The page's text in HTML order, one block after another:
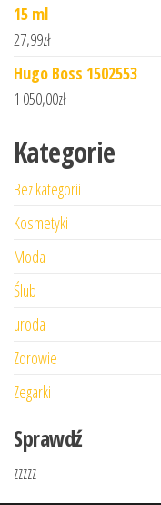
15 ml
27,99zł
Hugo Boss 1502553
1 050,00zł
Kategorie
Bez kategorii
Kosmetyki
Moda
Ślub
uroda
Zdrowie
Zegarki
Sprawdź
zzzzz